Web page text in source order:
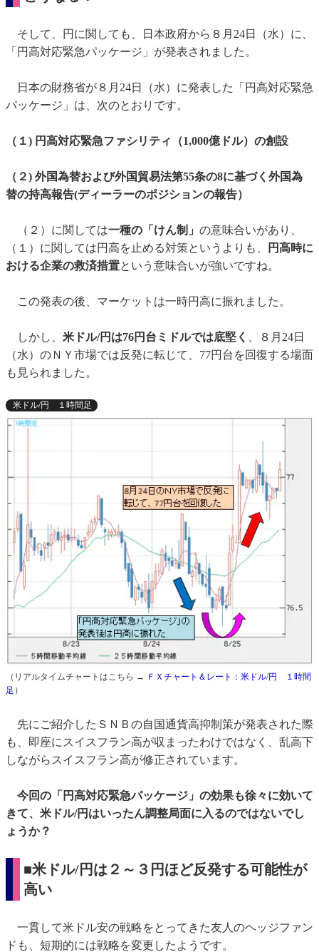
そして、円に関しても、日本政府から８月24日（水）に、
「円高対応緊急パッケージ」が発表されました。
日本の財務省が８月24日（水）に発表した「円高対応緊急
パッケージ」は、次のとおりです。
（１) 円高対応緊急ファシリティ（1,000億ドル）の創設
（２) 外国為替および外国貿易法第55条の8に基づく外国為
替の持高報告(ディーラーのポジションの報告）
（２）に関しては一種の「けん制」 の意味合いがあり、
（１）に関しては円高を止める対策というよりも、
円高時に
おける企業の救済措置という意味合いが強いですね。
この発表の後、マーケットは一時円高に振れました。
しかし、 米ドル/円は76円台ミドルでは底堅く
、８月24日
（水）のＮＹ市場では反発に転じて、77円台を回復する場面
も見られました。
米ドル/円 １時間足
（リアルタイムチャートはこちら → ＦＸチャート＆レート：米ドル/円 １時間
足 ）
先にご紹介したＳＮＢの自国通貨高抑制策が発表された際
も、即座にスイスフラン高が収まったわけではなく、乱高下
しながらスイスフラン高が修正されています。
今回の「円高対応緊急パッケージ」の効果も徐々に効いて
きて、米ドル/円はいったん調整局面に入るのではないでし
ょうか？
■米ドル/円は２～３円ほど反発する可能性が
高い
一貫して米ドル安の戦略をとってきた友人のヘッジファン
ドも、短期的には戦略を変更したようです。